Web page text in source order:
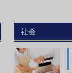
社会